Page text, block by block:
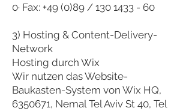
0· Fax: +49 (0)89 / 130 1433 - 60
3) Hosting & Content-Delivery-
Network
Hosting durch Wix
Wir nutzen das Website-
Baukasten-System von Wix HQ,
6350671, Nemal Tel Aviv St 40, Tel